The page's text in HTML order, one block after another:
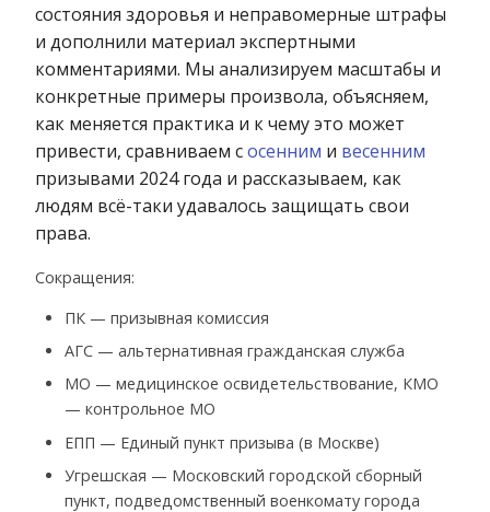
состояния здоровья и неправомерные штрафы
и дополнили материал экспертными
комментариями. Мы анализируем масштабы и
конкретные примеры произвола, объясняем,
как меняется практика и к чему это может
привести, сравниваем сосенним и весенним
призывами 2024 года и рассказываем, как
людям всё-таки удавалось защищать свои
права.
Сокращения:
ПК — призывная комиссия
АГС — альтернативная гражданская служба
МО — медицинское освидетельствование, КМО
— контрольное МО
ЕПП — Единый пункт призыва (в Москве)
Угрешская — Московский городской сборный
пункт, подведомственный военкомату города